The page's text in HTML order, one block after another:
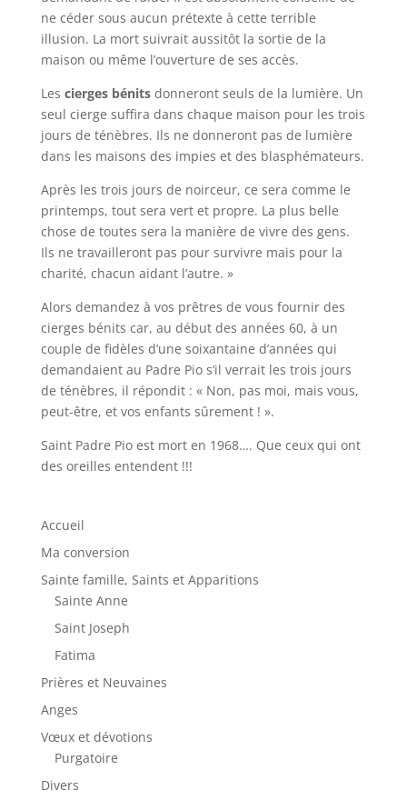
ne céder sous aucun prétexte à cette terrible
illusion. La mort suivrait aussitôt la sortie de la
maison ou même l’ouverture de ses accès.
Les cierges bénitsdonneront seuls de la lumière. Un
seul cierge suffira dans chaque maison pour les trois
jours de ténèbres. Ils ne donneront pas de lumière
dans les maisons des impies et des blasphémateurs.
Après les trois jours de noirceur, ce sera comme le
printemps, tout sera vert et propre. La plus belle
chose de toutes sera la manière de vivre des gens.
Ils ne travailleront pas pour survivre mais pour la
charité, chacun aidant l’autre. »
Alors demandez à vos prêtres de vous fournir des
cierges bénits car, au début des années 60, à un
couple de fidèles d’une soixantaine d’années qui
demandaient au Padre Pio s’il verrait les trois jours
de ténèbres, il répondit : « Non, pas moi, mais vous,
peut-être, et vos enfants sûrement ! ».
Saint Padre Pio est mort en 1968…. Que ceux qui ont
des oreilles entendent !!!
Accueil
Ma conversion
Sainte famille, Saints et Apparitions
Sainte Anne
Saint Joseph
Fatima
Prières et Neuvaines
Anges
Vœux et dévotions
Purgatoire
Divers